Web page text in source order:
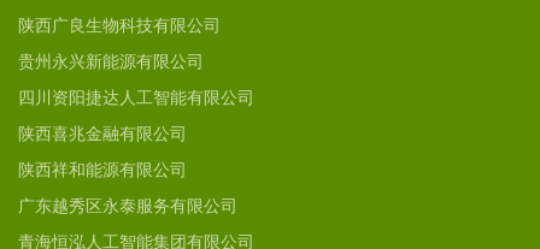
陕西广良生物科技有限公司
贵州永兴新能源有限公司
四川资阳捷达人工智能有限公司
陕西喜兆金融有限公司
陕西祥和能源有限公司
广东越秀区永泰服务有限公司
青海恒泓人工智能集团有限公司